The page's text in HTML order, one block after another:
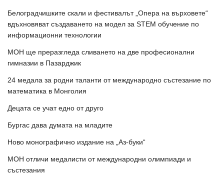
Белоградчишките скали и фестивалът „Опера на върховете“
вдъхновяват създаването на модел за STEM обучение по
информационни технологии
МОН ще преразгледа сливането на две професионални
гимназии в Пазарджик
24 медала за родни таланти от международно състезание по
математика в Монголия
Децата се учат едно от друго
Бургас дава думата на младите
Ново монографично издание на „Аз-буки“
МОН отличи медалисти от международни олимпиади и
състезания